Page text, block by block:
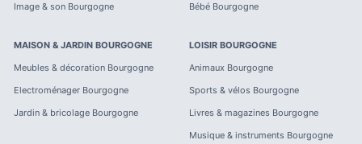
Image & son Bourgogne
Bébé Bourgogne
MAISON & JARDIN BOURGOGNE
Meubles & décoration Bourgogne
Electroménager Bourgogne
Jardin & bricolage Bourgogne
LOISIR BOURGOGNE
Animaux Bourgogne
Sports & vélos Bourgogne
Livres & magazines Bourgogne
Musique & instruments Bourgogne